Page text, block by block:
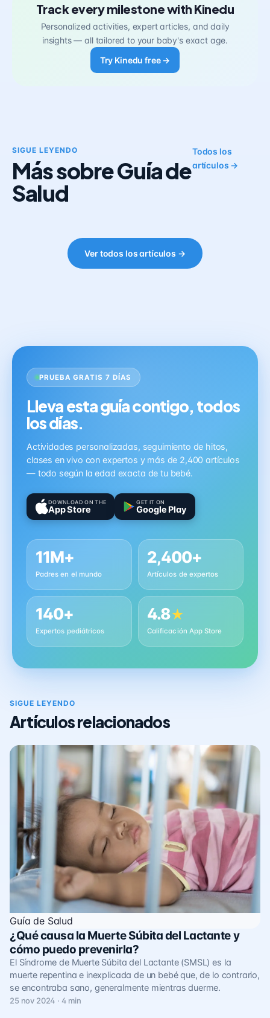
Track every milestone with Kinedu
Personalized activities, expert articles, and daily
insights — all tailored to your baby's exact age.
Try Kinedu free →
SIGUE LEYENDO
Más sobre Guía de
Salud
Todos los
artículos →
Ver todos los artículos →
PRUEBA GRATIS 7 DÍAS
Lleva esta guía contigo, todos
los días.
Actividades personalizadas, seguimiento de hitos,
clases en vivo con expertos y más de 2,400 artículos
— todo según la edad exacta de tu bebé.
DOWNLOAD ON THE
App Store
GET IT ON
Google Play
11M+
Padres en el mundo
2,400+
Artículos de expertos
140+
Expertos pediátricos
4.8★
Calificación App Store
SIGUE LEYENDO
Artículos relacionados
Guía de Salud
¿Qué causa la Muerte Súbita del Lactante y
cómo puedo prevenirla?
El Síndrome de Muerte Súbita del Lactante (SMSL) es la
muerte repentina e inexplicada de un bebé que, de lo contrario,
se encontraba sano, generalmente mientras duerme.
25 nov 2024 · 4 min